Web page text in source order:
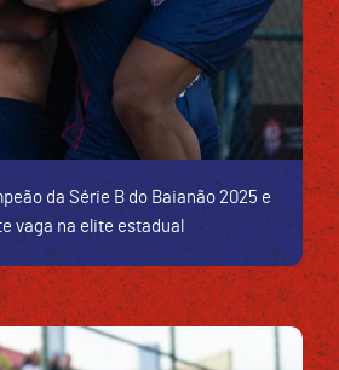
da Série B do Baianão 2025 e
vaga na elite estadual